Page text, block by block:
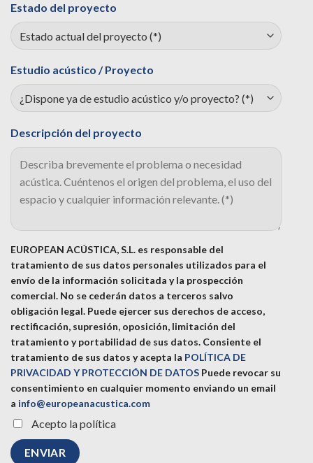
Estado del proyecto
Estudio acústico / Proyecto
Descripción del proyecto
EUROPEAN ACÚSTICA, S.L. es responsable del
tratamiento de sus datos personales utilizados para el
envío de la información solicitada y la prospección
comercial. No se cederán datos a terceros salvo
obligación legal. Puede ejercer sus derechos de acceso,
rectificación, supresión, oposición, limitación del
tratamiento y portabilidad de sus datos. Consiente el
tratamiento de sus datos y acepta la POLÍTICA DE
PRIVACIDAD Y PROTECCIÓN DE DATOS Puede revocar su
consentimiento en cualquier momento enviando un email
a info@europeanacustica.com
Acepto la política